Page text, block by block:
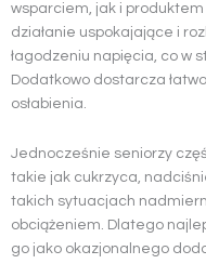
wsparciem, jak i
działanie uspokajające i
łagodzeniu napięcia, co w
Dodatkowo dostarcza
osłabienia.
Jednocześnie seniorzy
takie jak cukrzyca,
takich sytuacjach
obciążeniem. Dlatego
go jako okazjonalnego